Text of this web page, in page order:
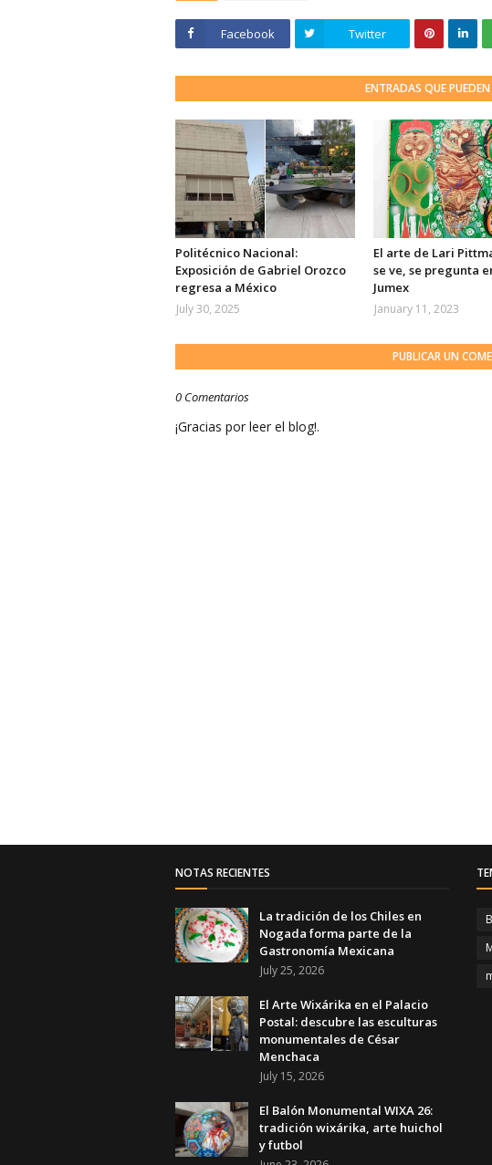
Facebook Twitter
ENTRADAS QUE
Politécnico Nacional:
Exposición de Gabriel Orozco
regresa a México
July 30, 2025
El arte de Lari
se ve, se pregunta
Jumex
January 11, 2023
PUBLICAR UN
0 Comentarios
¡Gracias por leer el blog!.
NOTAS RECIENTES
La tradición de los Chiles en
Nogada forma parte de la
Gastronomía Mexicana
July 25, 2026
El Arte Wixárika en el Palacio
Postal: descubre las esculturas
monumentales de César
Menchaca
July 15, 2026
El Balón Monumental WIXA 26:
tradición wixárika, arte huichol
y futbol